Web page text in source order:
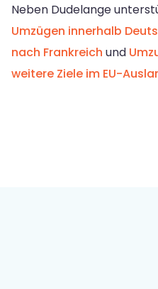
Neben Dudelange
Umzügen innerhalb
nach Frankreich und
weitere Ziele im EU-